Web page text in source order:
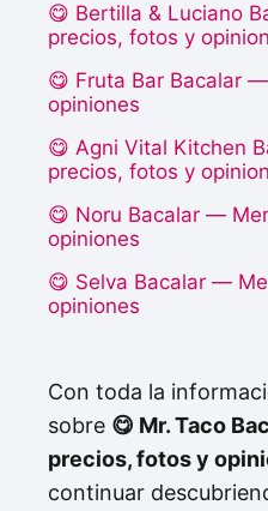
😋 Bertilla & Luciano
precios, fotos y
😋 Fruta Bar Bacalar
opiniones
😋 Agni Vital Kitchen
precios, fotos y
😋 Noru Bacalar —
opiniones
😋 Selva Bacalar —
opiniones
Con toda la
sobre 😋 Mr. Taco
precios, fotos y
continuar